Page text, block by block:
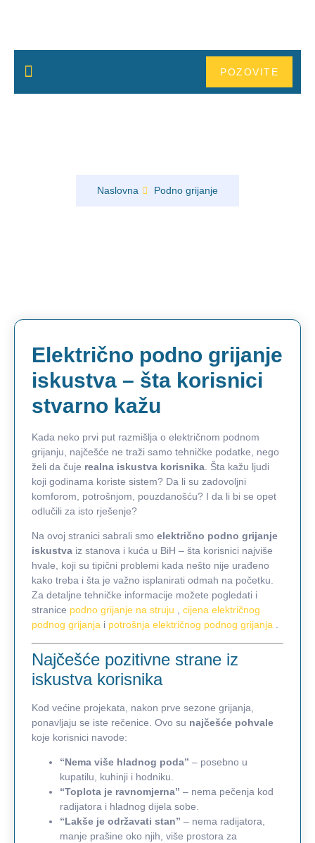
POZOVITE
Naslovna Podno grijanje
Električno podno grijanje
iskustva – šta korisnici
stvarno kažu
Kada neko prvi put razmišlja o električnom podnom
grijanju, najčešće ne traži samo tehničke podatke, nego
želi da čuje realna iskustva korisnika . Šta kažu ljudi
koji godinama koriste sistem? Da li su zadovoljni
komforom, potrošnjom, pouzdanošću? I da li bi se opet
odlučili za isto rješenje?
Na ovoj stranici sabrali smo električno podno grijanje
iskustva iz stanova i kuća u BiH – šta korisnici najviše
hvale, koji su tipični problemi kada nešto nije urađeno
kako treba i šta je važno isplanirati odmah na početku.
Za detaljne tehničke informacije možete pogledati i
stranice podno grijanje na struju , cijena električnog
podnog grijanja i potrošnja električnog podnog grijanja .
Najčešće pozitivne strane iz
iskustva korisnika
Kod većine projekata, nakon prve sezone grijanja,
ponavljaju se iste rečenice. Ovo su najčešće pohvale
koje korisnici navode:
“Nema više hladnog poda” – posebno u
kupatilu, kuhinji i hodniku.
“Toplota je ravnomjerna” – nema pečenja kod
radijatora i hladnog dijela sobe.
“Lakše je održavati stan” – nema radijatora,
manje prašine oko njih, više prostora za